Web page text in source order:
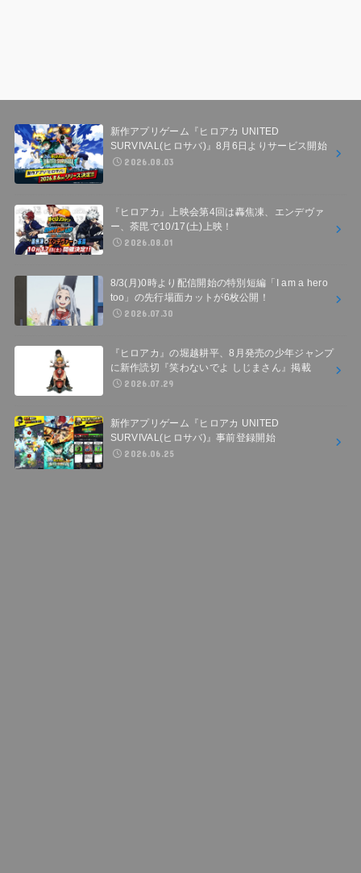
新作アプリゲーム『ヒロアカ UNITED
SURVIVAL(ヒロサバ)』8月6日よりサービス開始
2026.08.03
『ヒロアカ』上映会第4回は轟焦凍、エンデヴァ
ー、荼毘で10/17(土)上映！
2026.08.01
8/3(月)0時より配信開始の特別短編「I am a hero
too」の先行場面カットが6枚公開！
2026.07.30
『ヒロアカ』の堀越耕平、8月発売の少年ジャンプ
に新作読切『笑わないでよ しじまさん』掲載
2026.07.29
新作アプリゲーム『ヒロアカ UNITED
SURVIVAL(ヒロサバ)』事前登録開始
2026.06.25